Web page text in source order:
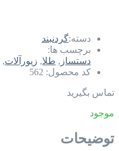
دسته:گردنبند
برچسب ها:
دستساز , طلا, زیورآلات,
کد محصول: 562
تماس بگیرید
موجود
توضیحات